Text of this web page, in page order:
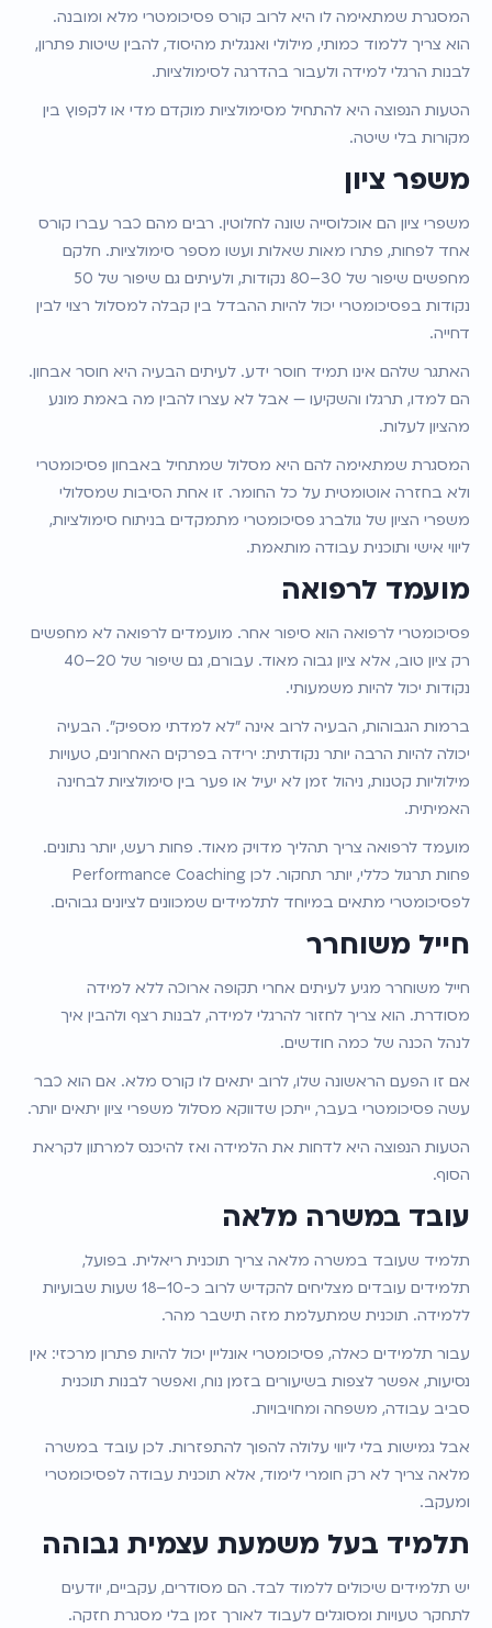
המסגרת שמתאימה לו היא לרוב קורס פסיכומטרי מלא ומובנה.
הוא צריך ללמוד כמותי, מילולי ואנגלית מהיסוד, להבין שיטות פתרון,
לבנות הרגלי למידה ולעבור בהדרגה לסימולציות.
הטעות הנפוצה היא להתחיל מסימולציות מוקדם מדי או לקפוץ בין
מקורות בלי שיטה.
משפר ציון
משפרי ציון הם אוכלוסייה שונה לחלוטין. רבים מהם כבר עברו קורס
אחד לפחות, פתרו מאות שאלות ועשו מספר סימולציות. חלקם
נקודות בפסיכומטרי יכול להיות ההבדל בין קבלה למסלול רצוי לבין
דחייה.
האתגר שלהם אינו תמיד חוסר ידע. לעיתים הבעיה היא חוסר אבחון.
הם למדו, תרגלו והשקיעו — אבל לא עצרו להבין מה באמת מונע
מהציון לעלות.
המסגרת שמתאימה להם היא מסלול שמתחיל באבחון פסיכומטרי
ולא בחזרה אוטומטית על כל החומר. זו אחת הסיבות שמסלולי
משפרי הציון של גולברג פסיכומטרי מתמקדים בניתוח סימולציות,
ליווי אישי ותוכנית עבודה מותאמת.
מועמד לרפואה
פסיכומטרי לרפואה הוא סיפור אחר. מועמדים לרפואה לא מחפשים
נקודות יכול להיות משמעותי.
ברמות הגבוהות, הבעיה לרוב אינה "לא למדתי מספיק". הבעיה
יכולה להיות הרבה יותר נקודתית: ירידה בפרקים האחרונים, טעויות
מילוליות קטנות, ניהול זמן לא יעיל או פער בין סימולציות לבחינה
האמיתית.
מועמד לרפואה צריך תהליך מדויק מאוד. פחות רעש, יותר נתונים.
פחות תרגול כללי, יותר תחקור. לכן Performance Coaching
לפסיכומטרי מתאים במיוחד לתלמידים שמכוונים לציונים גבוהים.
חייל משוחרר
חייל משוחרר מגיע לעיתים אחרי תקופה ארוכה ללא למידה
מסודרת. הוא צריך לחזור להרגלי למידה, לבנות רצף ולהבין איך
לנהל הכנה של כמה חודשים.
אם זו הפעם הראשונה שלו, לרוב יתאים לו קורס מלא. אם הוא כבר
עשה פסיכומטרי בעבר, ייתכן שדווקא מסלול משפרי ציון יתאים יותר.
הטעות הנפוצה היא לדחות את הלמידה ואז להיכנס למרתון לקראת
הסוף.
עובד במשרה מלאה
תלמיד שעובד במשרה מלאה צריך תוכנית ריאלית. בפועל,
תלמידים עובדים מצליחים להקדיש לרוב כ-10–18 שעות שבועיות
ללמידה. תוכנית שמתעלמת מזה תישבר מהר.
עבור תלמידים כאלה, פסיכומטרי אונליין יכול להיות פתרון מרכזי: אין
נסיעות, אפשר לצפות בשיעורים בזמן נוח, ואפשר לבנות תוכנית
סביב עבודה, משפחה ומחויבויות.
אבל גמישות בלי ליווי עלולה להפוך להתפזרות. לכן עובד במשרה
מלאה צריך לא רק חומרי לימוד, אלא תוכנית עבודה לפסיכומטרי
ומעקב.
תלמיד בעל משמעת עצמית גבוהה
יש תלמידים שיכולים ללמוד לבד. הם מסודרים, עקביים, יודעים
לתחקר טעויות ומסוגלים לעבוד לאורך זמן בלי מסגרת חזקה.